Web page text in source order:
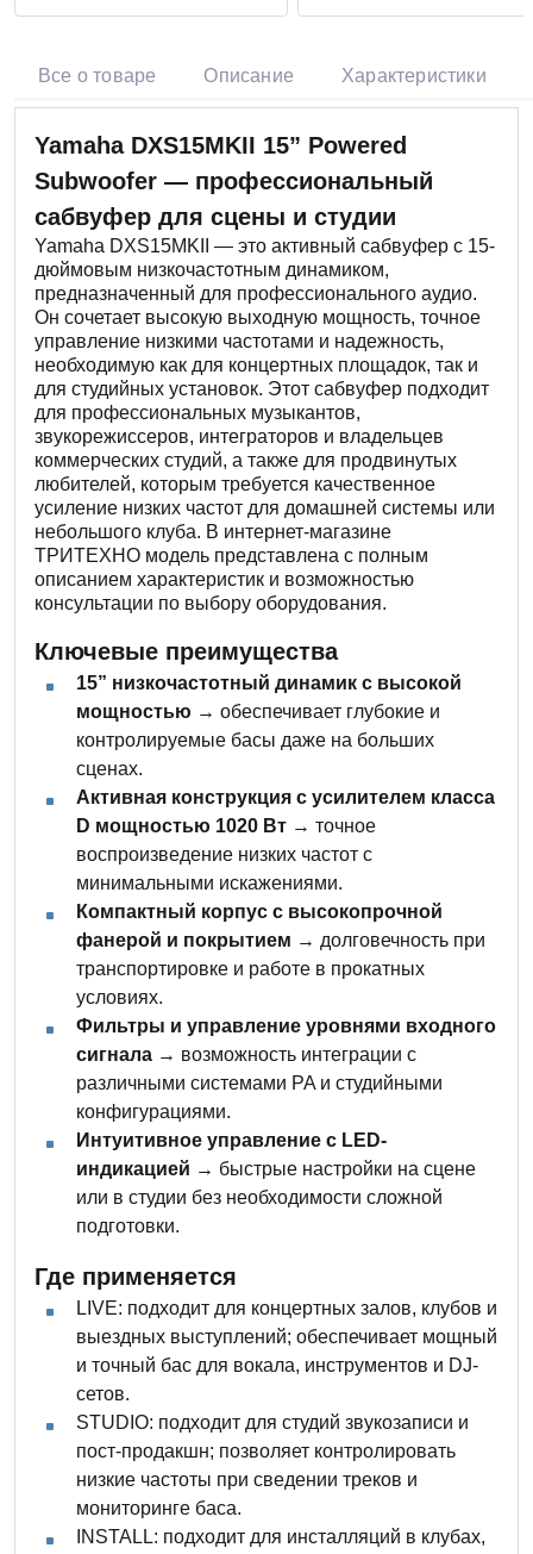
Все о товаре Описание Характеристики
Yamaha DXS15MKII 15” Powered
Subwoofer — профессиональный
сабвуфер для сцены и студии
Yamaha DXS15MKII — это активный сабвуфер с 15-
дюймовым низкочастотным динамиком,
предназначенный для профессионального аудио.
Он сочетает высокую выходную мощность, точное
управление низкими частотами и надежность,
необходимую как для концертных площадок, так и
для студийных установок. Этот сабвуфер подходит
для профессиональных музыкантов,
звукорежиссеров, интеграторов и владельцев
коммерческих студий, а также для продвинутых
любителей, которым требуется качественное
усиление низких частот для домашней системы или
небольшого клуба. В интернет-магазине
ТРИТЕХНО модель представлена с полным
описанием характеристик и возможностью
консультации по выбору оборудования.
Ключевые преимущества
15” низкочастотный динамик с высокой
мощностью → обеспечивает глубокие и
контролируемые басы даже на больших
сценах.
Активная конструкция с усилителем класса
D мощностью 1020 Вт → точное
воспроизведение низких частот с
минимальными искажениями.
Компактный корпус с высокопрочной
фанерой и покрытием → долговечность при
транспортировке и работе в прокатных
условиях.
Фильтры и управление уровнями входного
сигнала → возможность интеграции с
различными системами PA и студийными
конфигурациями.
Интуитивное управление с LED-
индикацией → быстрые настройки на сцене
или в студии без необходимости сложной
подготовки.
Где применяется
LIVE: подходит для концертных залов, клубов и
выездных выступлений; обеспечивает мощный
и точный бас для вокала, инструментов и DJ-
сетов.
STUDIO: подходит для студий звукозаписи и
пост-продакшн; позволяет контролировать
низкие частоты при сведении треков и
мониторинге баса.
INSTALL: подходит для инсталляций в клубах,